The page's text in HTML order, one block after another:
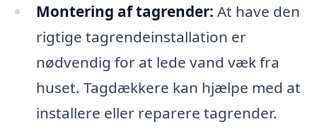
Montering af tagrender: At have den
rigtige tagrendeinstallation er
nødvendig for at lede vand væk fra
huset. Tagdækkere kan hjælpe med at
installere eller reparere tagrender.